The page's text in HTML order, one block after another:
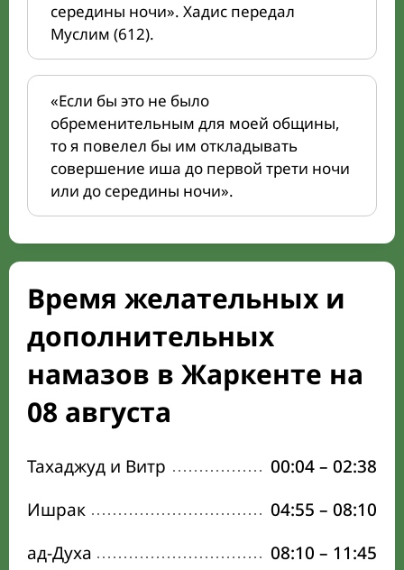
середины ночи». Хадис передал
Муслим (612).
«Если бы это не было
обременительным для моей общины,
то я повелел бы им откладывать
совершение иша до первой трети ночи
или до середины ночи».
Время желательных и
дополнительных
намазов в Жаркенте на
08 августа
Тахаджуд и Витр 00:04– 02:38
Ишрак
04:55 – 08:10
ад-Духа
08:10 – 11:45